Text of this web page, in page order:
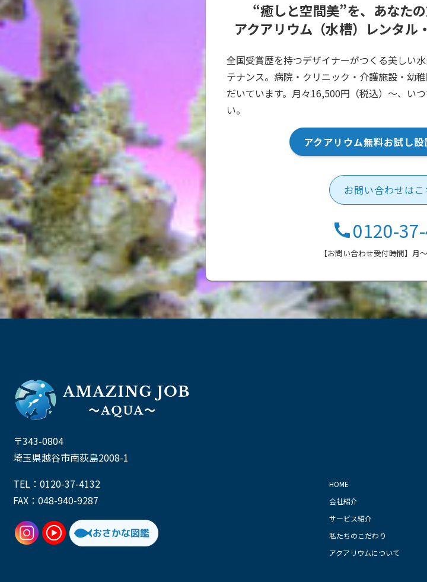
“癒しと空間美”を、あなた
アクアリウム（水槽）レンタル
全国受賞歴を持つデザイナーがつくる美しい
テナンス。病院・クリニック・介護施設・幼
だいています。月々16,500円（税込）～、い
い。
アクアリウム無料お試し
お問い合わせはこ
0120-
【お問い合わせ受付時間】月
〒343-0804
埼玉県越谷市南荻島2008-1
TEL：0120-37-4132
FAX：048-940-9287
HOME
会社紹介
サービス紹介
私たちのこだわり
アクアリウムについて